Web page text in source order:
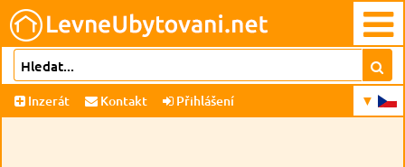
Inzerát Kontakt Přihlášení